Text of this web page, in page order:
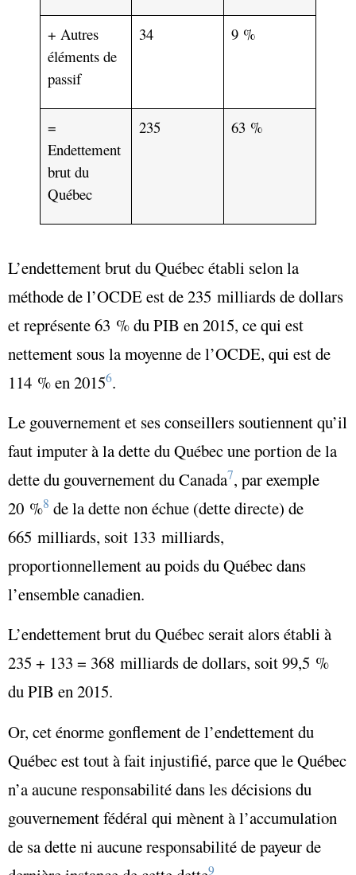
+ Autres
éléments de
passif
34 9 %
=
Endettement
brut du
Québec
235 63 %
L’endettement brut du Québec établi selon la
méthode de l’OCDE est de 235 milliards de dollars
et représente 63 % du PIB en 2015, ce qui est
nettement sous la moyenne de l’OCDE, qui est de
114 % en 20156.
Le gouvernement et ses conseillers soutiennent qu’il
faut imputer à la dette du Québec une portion de la
dette du gouvernement du Canada7, par exemple
20 %8 de la dette non échue (dette directe) de
665 milliards, soit 133 milliards,
proportionnellement au poids du Québec dans
l’ensemble canadien.
L’endettement brut du Québec serait alors établi à
235 + 133 = 368 milliards de dollars, soit 99,5 %
du PIB en 2015.
Or, cet énorme gonflement de l’endettement du
Québec est tout à fait injustifié, parce que le Québec
n’a aucune responsabilité dans les décisions du
gouvernement fédéral qui mènent à l’accumulation
de sa dette ni aucune responsabilité de payeur de
9